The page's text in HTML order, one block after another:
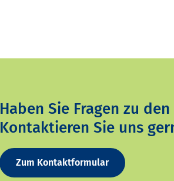
Haben Sie Fragen zu
Kontaktieren Sie uns
Zum Kontaktformular